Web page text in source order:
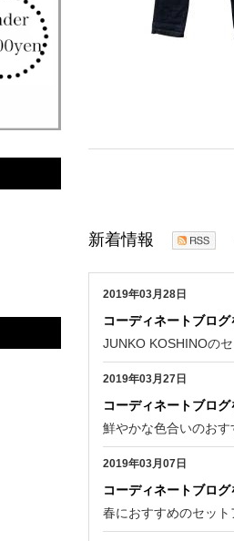
新着情報
2019年03月28日
コーディネートブロ
JUNKO KOSHINOの
2019年03月27日
コーディネートブロ
鮮やかな色合いのおす
2019年03月07日
コーディネートブロ
春におすすめのセット